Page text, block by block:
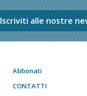
Iscriviti alle nostre
Abbonati
CONTATTI